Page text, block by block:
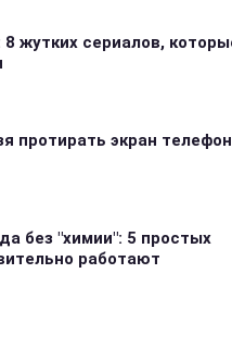
жутких сериалов,
протирать экран
без "химии": 5 простых
работают